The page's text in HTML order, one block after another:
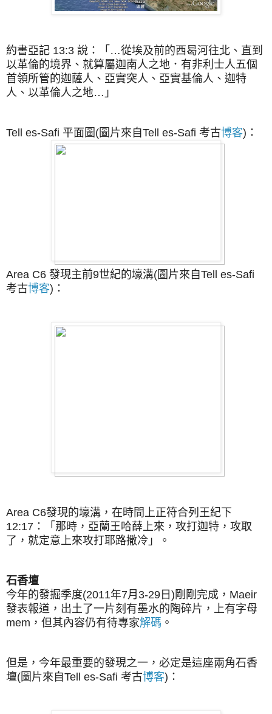
約書亞記 13:3 說：「…從埃及前的西曷河往北、直到
以革倫的境界、就算屬迦南人之地．有非利士人五個
首領所管的迦薩人、亞實突人、亞實基倫人、迦特
人、以革倫人之地…」
Tell es-Safi 平面圖 (圖片來自Tell es-Safi 考古博客) ：
Area C6 發現主前9世紀的壕溝(圖片來自Tell es-Safi
考古博客) ：
Area C6發現的壕溝，在時間上正符合列王紀下
12:17：「那時，亞蘭王哈薛上來，攻打迦特，攻取
了，就定意上來攻打耶路撒冷」。
石香壇
今年的發掘季度(2011年7月3-29日)剛剛完成，Maeir
發表報道，出土了一片刻有墨水的陶碎片，上有字母
mem，但其內容仍有待專家解碼 。
但是，今年最重要的發現之一，必定是這座兩角石香
壇(圖片來自Tell es-Safi 考古博客)：